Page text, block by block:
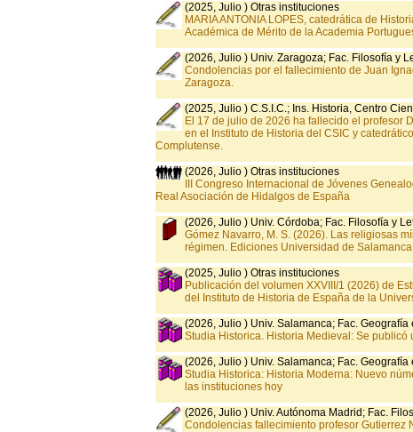
(2025, Julio ) Otras instituciones
MARIA ANTONIA LOPES, catedrática de
Académica de Mérito de la Academia
(2026, Julio ) Univ. Zaragoza; Fac. Filosofía y
Condolencias por el fallecimiento de Juan
Zaragoza.
(2025, Julio ) C.S.I.C.; Ins. Historia, Centro
El 17 de julio de 2026 ha fallecido el profesor
en el Instituto de Historia del CSIC y
Complutense.
(2026, Julio ) Otras instituciones
III Congreso Internacional de Jóvenes
Real Asociación de Hidalgos de España
(2026, Julio ) Univ. Córdoba; Fac. Filosofía y
Gómez Navarro, M. S. (2026). Las religiosas
régimen. Ediciones Universidad de
(2025, Julio ) Otras instituciones
Publicación del volumen XXVIII/1 (2026) de
del Instituto de Historia de España de la
(2026, Julio ) Univ. Salamanca; Fac. Geografía
Studia Historica. Historia Medieval: Se publicó
(2026, Julio ) Univ. Salamanca; Fac. Geografía
Studia Historica: Historia Moderna: Nuevo
las instituciones hoy
(2026, Julio ) Univ. Autónoma Madrid; Fac.
Condolencias fallecimiento profesor Gutierrez